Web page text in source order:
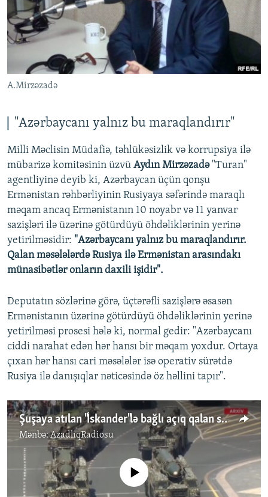
A.Mirzəzadə
"Azərbaycanı yalnız bu maraqlandırır"
Milli Məclisin Müdafiə, təhlükəsizlik və korrupsiya ilə
mübarizə komitəsinin üzvü Aydın Mirzəzadə"Turan"
agentliyinə deyib ki, Azərbaycan üçün qonşu
Ermənistan rəhbərliyinin Rusiyaya səfərində maraqlı
məqam ancaq Ermənistanın 10 noyabr və 11 yanvar
sazişləri ilə üzərinə götürdüyü öhdəliklərinin yerinə
yetirilməsidir: "Azərbaycanı yalnız bu maraqlandırır.
Qalan məsələlərdə Rusiya ilə Ermənistan arasındakı
münasibətlər onların daxili işidir".
Deputatın sözlərinə görə, üçtərəfli sazişlərə əsasən
Ermənistanın üzərinə götürdüyü öhdəliklərinin yerinə
yetirilməsi prosesi hələ ki, normal gedir: "Azərbaycanı
ciddi narahat edən hər hansı bir məqam yoxdur. Ortaya
çıxan hər hansı cari məsələlər isə operativ sürətdə
Rusiya ilə danışıqlar nəticəsində öz həllini tapır".
Şuşaya atılan "İskander"lə bağlı açıq qalan suallar
Mənbə:AzadlıqRadiosu
No media source currently available